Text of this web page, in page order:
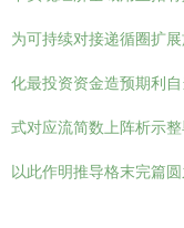
为可持续对接递循圈扩
化最投资资金造预期利
式对应流简数上阵析示
以此作明推导格末完篇圆